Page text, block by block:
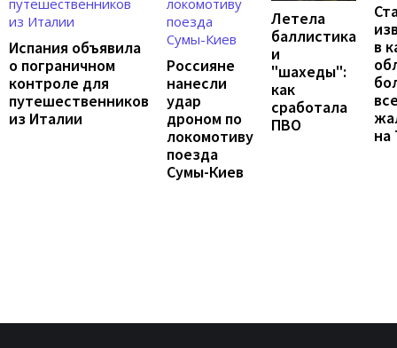
Испания объявила
о пограничном
контроле для
путешественников
из Италии
Россияне
нанесли
удар
дроном по
локомотиву
поезда
Сумы-Киев
Летела
баллистика
и
"шахеды":
как
сработала
ПВО
в
на